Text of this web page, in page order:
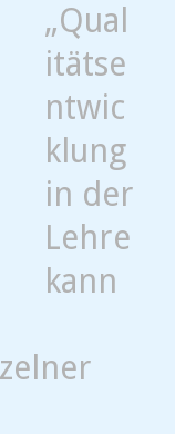
„Qual
itätse
ntwic
klung
in der
Lehre
kann